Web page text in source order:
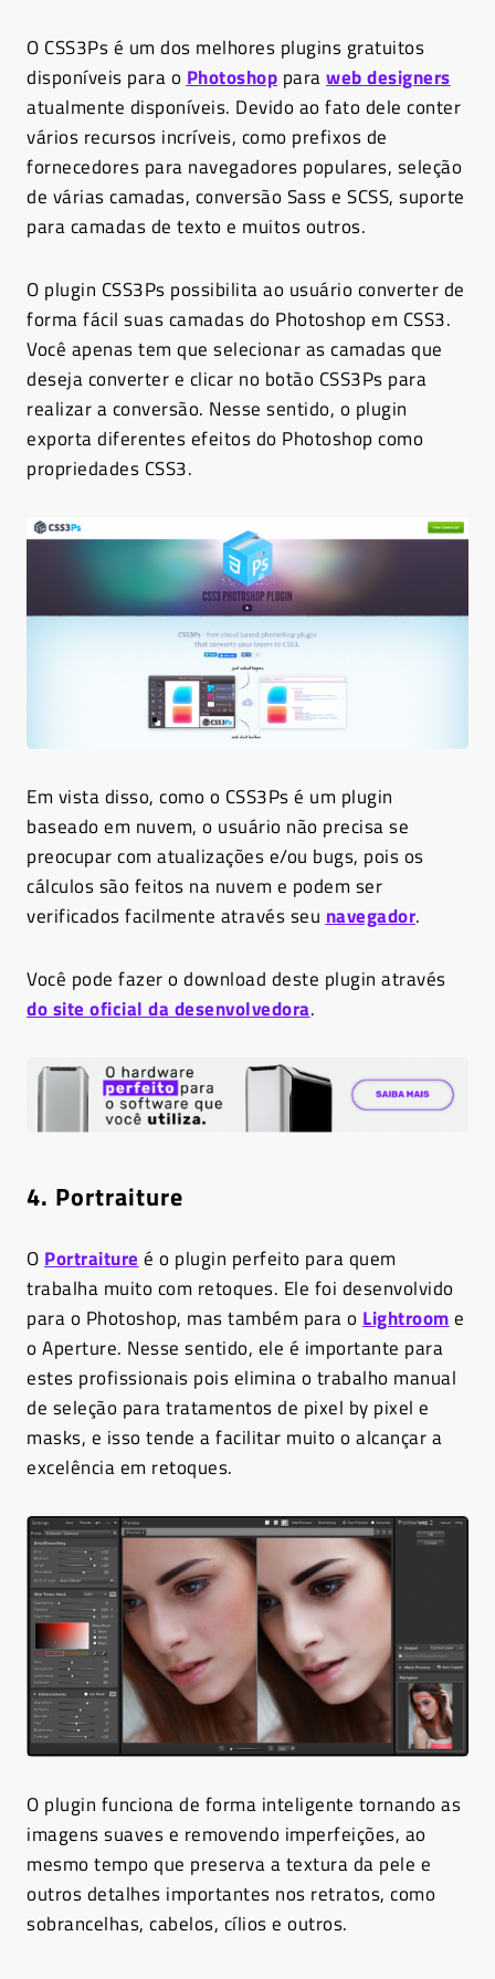
O CSS3Ps é um dos melhores plugins gratuitos
disponíveis para o Photoshop paraweb designers
atualmente disponíveis. Devido ao fato dele conter
vários recursos incríveis, como prefixos de
fornecedores para navegadores populares, seleção
de várias camadas, conversão Sass e SCSS, suporte
para camadas de texto e muitos outros.
O plugin CSS3Ps possibilita ao usuário converter de
forma fácil suas camadas do Photoshop em CSS3.
Você apenas tem que selecionar as camadas que
deseja converter e clicar no botão CSS3Ps para
realizar a conversão. Nesse sentido, o plugin
exporta diferentes efeitos do Photoshop como
propriedades CSS3.
Em vista disso, como o CSS3Ps é um plugin
baseado em nuvem, o usuário não precisa se
preocupar com atualizações e/ou bugs, pois os
cálculos são feitos na nuvem e podem ser
verificados facilmente através seunavegador.
Você pode fazer o download deste plugin através
do site oficial da desenvolvedora.
4. Portraiture
O Portraiture é o plugin perfeito para quem
trabalha muito com retoques. Ele foi desenvolvido
para o Photoshop, mas também para o Lightroome
o Aperture. Nesse sentido, ele é importante para
estes profissionais pois elimina o trabalho manual
de seleção para tratamentos de pixel by pixel e
masks, e isso tende a facilitar muito o alcançar a
excelência em retoques.
O plugin funciona de forma inteligente tornando as
imagens suaves e removendo imperfeições, ao
mesmo tempo que preserva a textura da pele e
outros detalhes importantes nos retratos, como
sobrancelhas, cabelos, cílios e outros.